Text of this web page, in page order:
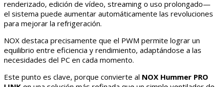
renderizado, edición de vídeo, streaming o uso prolongado—
el sistema puede aumentar automáticamente las revoluciones
para mejorar la refrigeración.
NOX destaca precisamente que el PWM permite lograr un
equilibrio entre eficiencia y rendimiento, adaptándose a las
necesidades del PC en cada momento.
Este punto es clave, porque convierte al NOX Hummer PRO